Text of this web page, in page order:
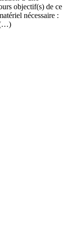
objectif(s) de ce
nécessaire :
(…)